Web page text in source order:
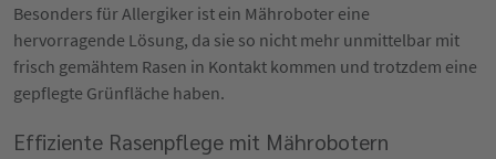
Besonders für Allergiker ist ein Mähroboter eine
hervorragende Lösung, da sie so nicht mehr unmittelbar mit
frisch gemähtem Rasen in Kontakt kommen und trotzdem eine
gepflegte Grünfläche haben.
Effiziente Rasenpflege mit Mährobotern